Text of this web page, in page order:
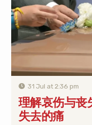
31 Jul at 2:36 pm
理解哀伤与丧
失去的痛